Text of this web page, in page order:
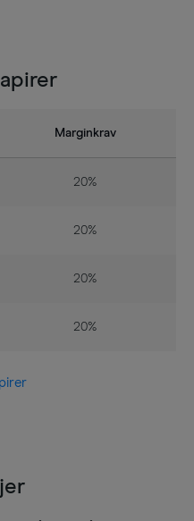
Marginkrav
20%
20%
20%
20%